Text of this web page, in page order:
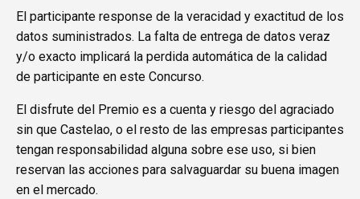
El participante response de la veracidad y exactitud de los
datos suministrados. La falta de entrega de datos veraz
y/o exacto implicará la perdida automática de la calidad
de participante en este Concurso.
El disfrute del Premio es a cuenta y riesgo del agraciado
sin que Castelao, o el resto de las empresas participantes
tengan responsabilidad alguna sobre ese uso, si bien
reservan las acciones para salvaguardar su buena imagen
en el mercado.